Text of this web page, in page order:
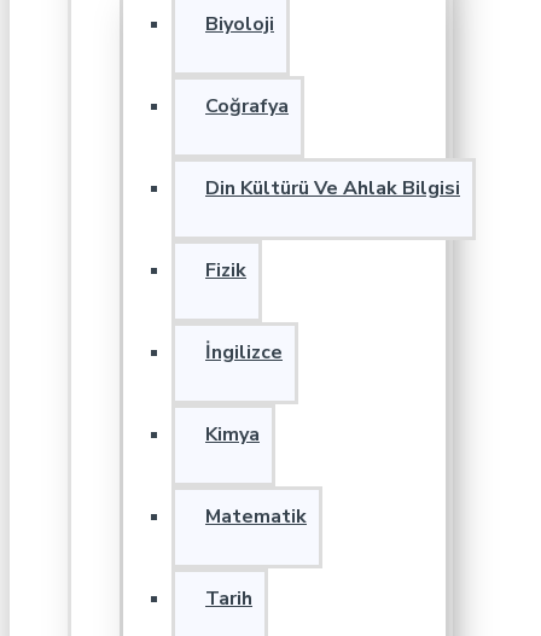
Biyoloji
Coğrafya
Din Kültürü Ve Ahlak Bilgisi
Fizik
İngilizce
Kimya
Matematik
Tarih